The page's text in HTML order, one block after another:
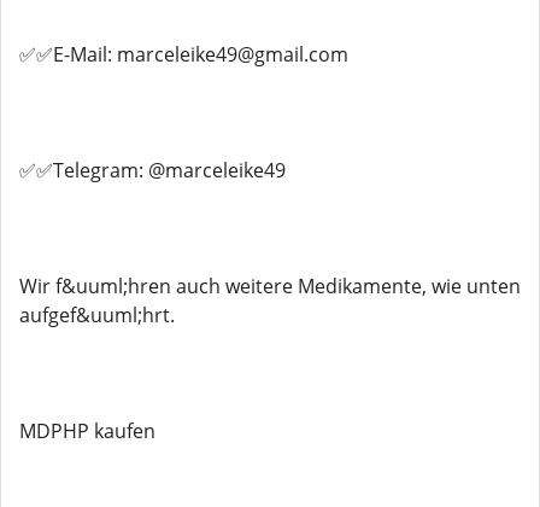
✅✅E-Mail: marceleike49@gmail.com
✅✅Telegram: @marceleike49
Wir f&uuml;hren auch weitere Medikamente, wie unten
aufgef&uuml;hrt.
MDPHP kaufen